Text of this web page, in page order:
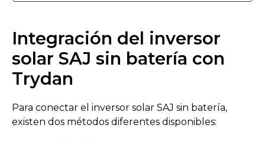
Integración del inversor
solar SAJ sin batería con
Trydan
Para conectar el inversor solar SAJ sin batería,
existen dos métodos diferentes disponibles: